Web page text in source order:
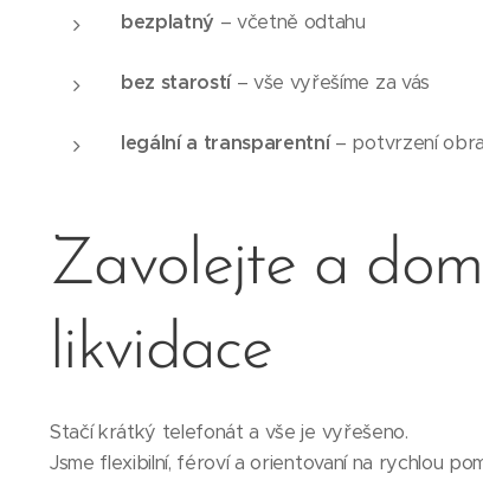
bezplatný – včetně odtahu
bez starostí– vše vyřešíme za vás
legální a transparentní– potvrzení
Zavolejte a
likvidace
Stačí krátký telefonát a vše je vyřešeno.
Jsme flexibilní, féroví a orientovaní na rychlou